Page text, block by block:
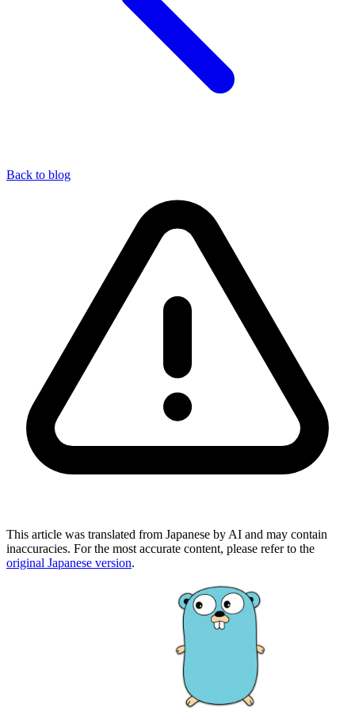
Back to blog
This article was translated from Japanese by AI and may contain
inaccuracies. For the most accurate content, please refer to the
original Japanese version.